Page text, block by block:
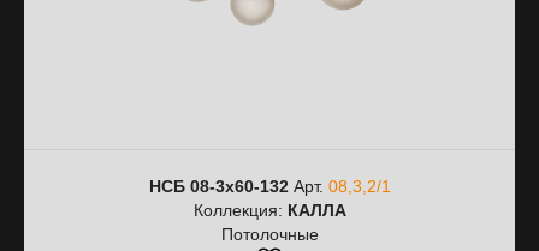
НСБ 08-3х60-132Арт. 08,3,2/1
Коллекция: КАЛЛА
Потолочные